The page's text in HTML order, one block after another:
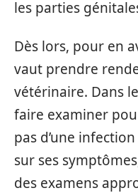
les parties
Dès lors, pour en
vaut prendre
vétérinaire. Dans
faire examiner
pas d’une
sur ses
des examens